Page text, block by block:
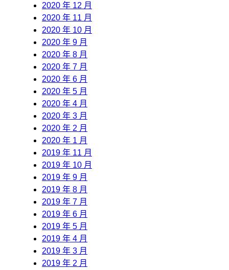
2020 年 12 月
2020 年 11 月
2020 年 10 月
2020 年 9 月
2020 年 8 月
2020 年 7 月
2020 年 6 月
2020 年 5 月
2020 年 4 月
2020 年 3 月
2020 年 2 月
2020 年 1 月
2019 年 11 月
2019 年 10 月
2019 年 9 月
2019 年 8 月
2019 年 7 月
2019 年 6 月
2019 年 5 月
2019 年 4 月
2019 年 3 月
2019 年 2 月